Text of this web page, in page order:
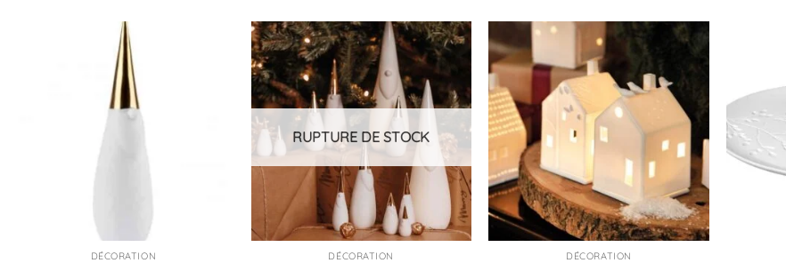
DÉCORATION
Ajouter
à la
liste
d’envies
RUPTURE DE STOCK
DÉCORATION
Ajouter
à la
liste
d’envies
DÉCORATION